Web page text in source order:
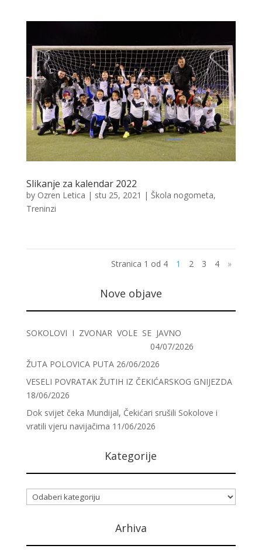
Slikanje za kalendar 2022
by Ozren Letica | stu 25, 2021 | Škola nogometa,
Treninzi
Stranica 1 od 4 1 2 3 4 »
Nove objave
SOKOLOVI I ZVONAR VOLE SE JAVNO
04/07/2026
ŽUTA POLOVICA PUTA 26/06/2026
VESELI POVRATAK ŽUTIH IZ ČEKIĆARSKOG GNIJEZDA
18/06/2026
Dok svijet čeka Mundijal, Čekićari srušili Sokolove i
vratili vjeru navijačima 11/06/2026
Kategorije
Kategorije
Arhiva